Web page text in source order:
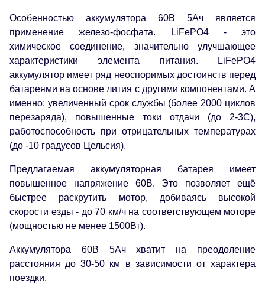
Особенностью аккумулятора 60В 5Ач является
применение железо-фосфата. LiFePO4 - это
химическое соединение, значительно улучшающее
характеристики элемента питания. LiFePO4
аккумулятор имеет ряд неоспоримых достоинств перед
батареями на основе лития с другими компонентами. А
именно: увеличенный срок службы (более 2000 циклов
перезаряда), повышенные токи отдачи (до 2-3С),
работоспособность при отрицательных температурах
(до -10 градусов Цельсия).
Предлагаемая аккумуляторная батарея имеет
повышенное напряжение 60В. Это позволяет ещё
быстрее раскрутить мотор, добиваясь высокой
скорости езды - до 70 км/ч на соответствующем моторе
(мощностью не менее 1500Вт).
Аккумулятора 60В 5Ач хватит на преодоление
расстояния до 30-50 км в зависимости от характера
поездки.